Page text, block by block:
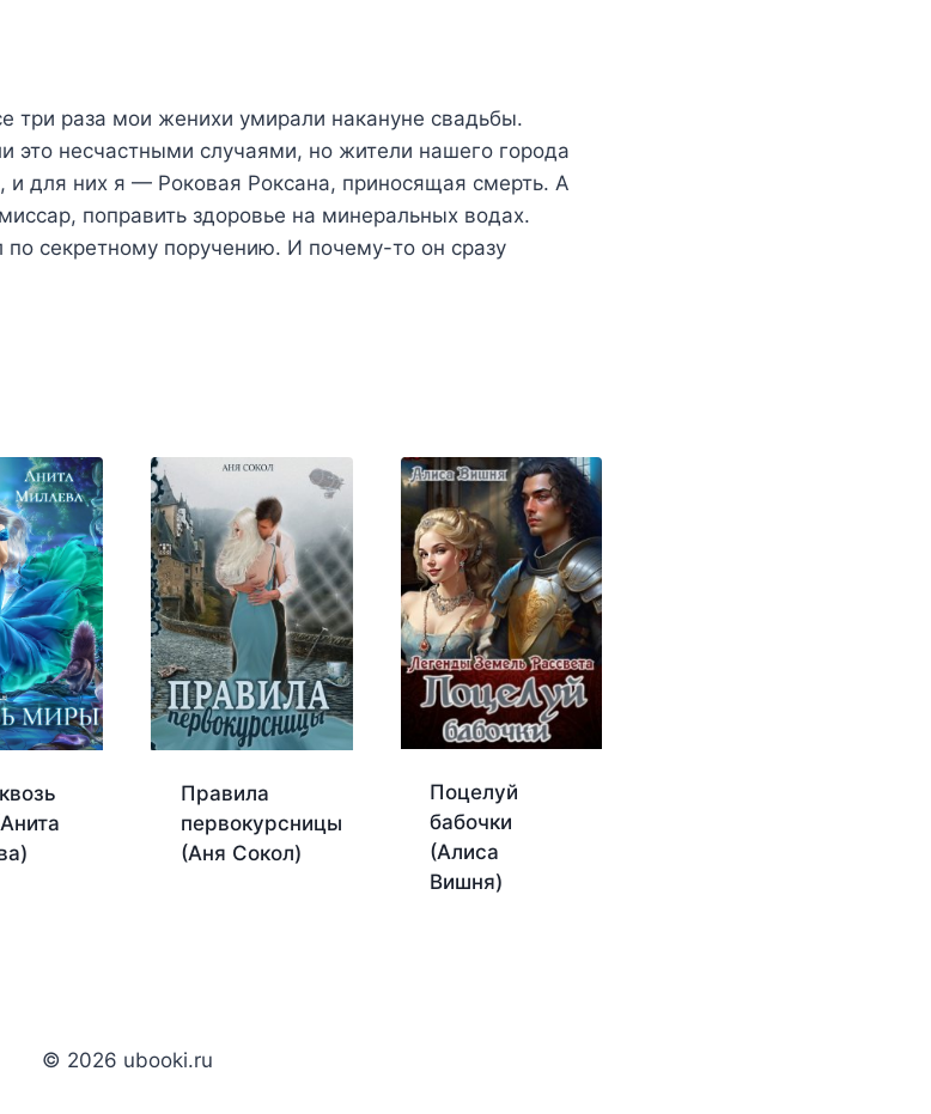
три раза мои женихи умирали накануне свадьбы.
это несчастными случаями, но жители нашего города
и для них я — Роковая Роксана, приносящая смерть. А
поправить здоровье на минеральных водах.
по секретному поручению. И почему-то он сразу
Правила
первокурсницы
(Аня Сокол)
Поцелуй
бабочки
(Алиса
Вишня)
© 2026 ubooki.ru